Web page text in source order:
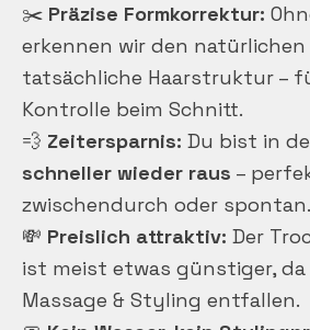
✂️ Präzise Formkorrektur:
erkennen wir den natürlichen
tatsächliche Haarstruktur –
Kontrolle beim Schnitt.
💨 Zeitersparnis: Du bist in
schneller wieder raus –
zwischendurch oder spontan.
💸 Preislich attraktiv: Der
ist meist etwas günstiger, da
Massage & Styling entfallen.